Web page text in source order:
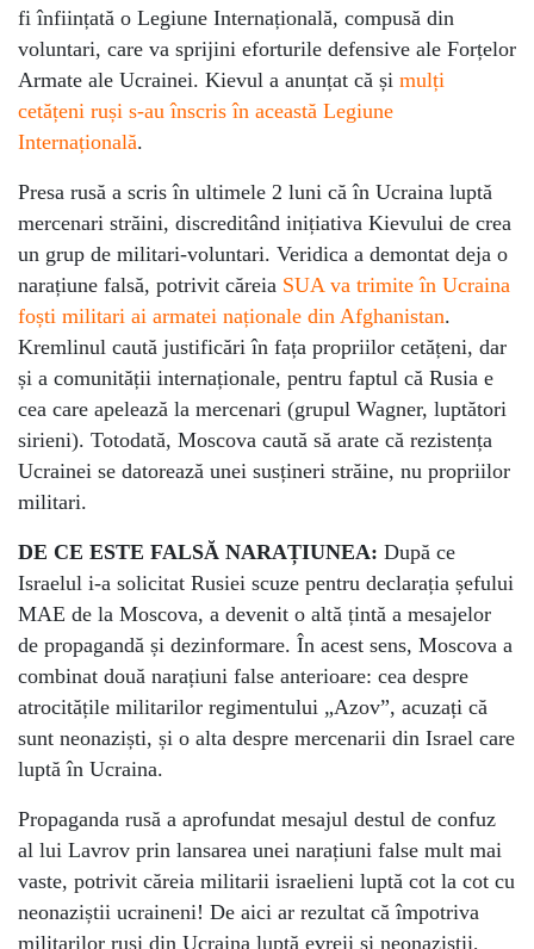
fi înființată o Legiune Internațională, compusă din
voluntari, care va sprijini eforturile defensive ale Forțelor
Armate ale Ucrainei. Kievul a anunțat că și mulți
cetățeni ruși s-au înscris în această Legiune
Internațională.
Presa rusă a scris în ultimele 2 luni că în Ucraina luptă
mercenari străini, discreditând inițiativa Kievului de crea
un grup de militari-voluntari. Veridica a demontat deja o
narațiune falsă, potrivit căreia SUA va trimite în Ucraina
foști militari ai armatei naționale din Afghanistan.
Kremlinul caută justificări în fața propriilor cetățeni, dar
și a comunității internaționale, pentru faptul că Rusia e
cea care apelează la mercenari (grupul Wagner, luptători
sirieni). Totodată, Moscova caută să arate că rezistența
Ucrainei se datorează unei susțineri străine, nu propriilor
militari.
DE CE ESTE FALSĂ NARAȚIUNEA: După ce
Israelul i-a solicitat Rusiei scuze pentru declarația șefului
MAE de la Moscova, a devenit o altă țintă a mesajelor
de propagandă și dezinformare. În acest sens, Moscova a
combinat două narațiuni false anterioare: cea despre
atrocitățile militarilor regimentului „Azov”, acuzați că
sunt neonaziști, și o alta despre mercenarii din Israel care
luptă în Ucraina.
Propaganda rusă a aprofundat mesajul destul de confuz
al lui Lavrov prin lansarea unei narațiuni false mult mai
vaste, potrivit căreia militarii israelieni luptă cot la cot cu
neonaziștii ucraineni! De aici ar rezultat că împotriva
militarilor ruși din Ucraina luptă evreii și neonaziștii,